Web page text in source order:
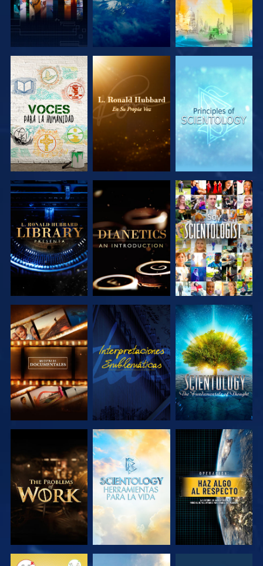
EXPLORA LAS
SERIES
EXPLORA LAS
SERIES
EXPLORA LAS
SERIES
EXPLORA LAS
SERIES
EXPLORA LAS
SERIES
VE
EXPLORA LAS
SERIES
VE
EXPLORA LAS
SERIES
EXPLORA LAS
SERIES
EXPLORA LAS
SERIES
VE